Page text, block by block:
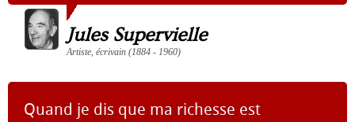
Jules Supervielle
Artiste, écrivain (1884 - 1960)
Quand je dis que ma richesse est